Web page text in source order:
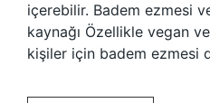
içerebilir. Badem ezmesi
kaynağı Özellikle vegan
kişiler için badem ezmesi